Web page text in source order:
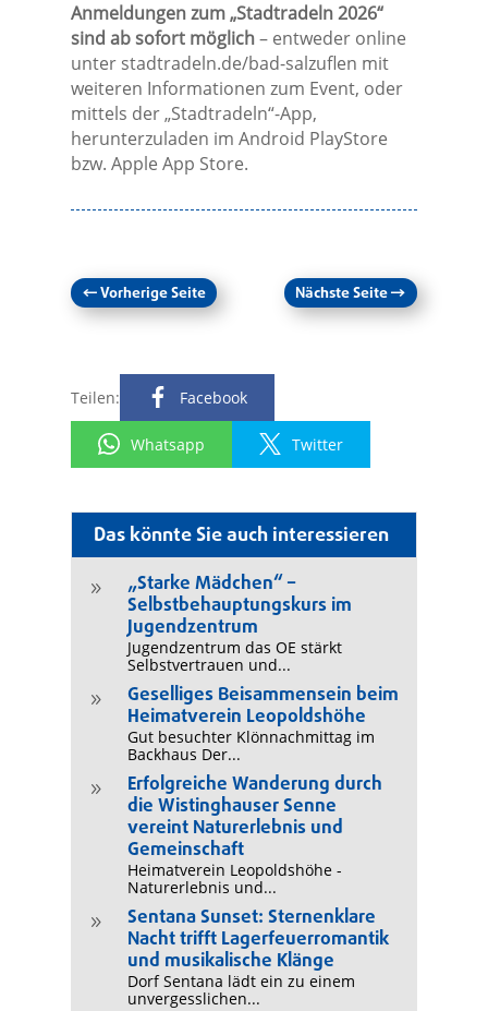
Das könnte Sie auch interessieren
9
„Starke Mädchen“ –
Selbstbehauptungskurs im
Jugendzentrum
Jugendzentrum das OE stärkt
Selbstvertrauen und...
9
Geselliges Beisammensein beim
Heimatverein Leopoldshöhe
Gut besuchter Klönnachmittag im
Backhaus Der...
9
Erfolgreiche Wanderung durch
die Wistinghauser Senne
vereint Naturerlebnis und
Gemeinschaft
Heimatverein Leopoldshöhe -
Naturerlebnis und...
9
Sentana Sunset: Sternenklare
Nacht trifft Lagerfeuerromantik
und musikalische Klänge
Dorf Sentana lädt ein zu einem
unvergesslichen...
Anmeldungen zum „Stadtradeln 2026“
sind ab sofort möglich– entweder online
unter stadtradeln.de/bad-salzuflen mit
weiteren Informationen zum Event, oder
mittels der „Stadtradeln“-App,
herunterzuladen im Android PlayStore
bzw. Apple App Store.
←Vorherige Seite Nächste Seite→
Teilen: Facebook
Whatsapp Twitter